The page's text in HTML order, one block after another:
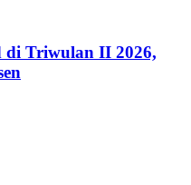
di Triwulan II 2026,